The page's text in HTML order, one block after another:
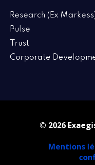
Research (Ex
Pulse
Trust
Corporate
© 2026
Mentions